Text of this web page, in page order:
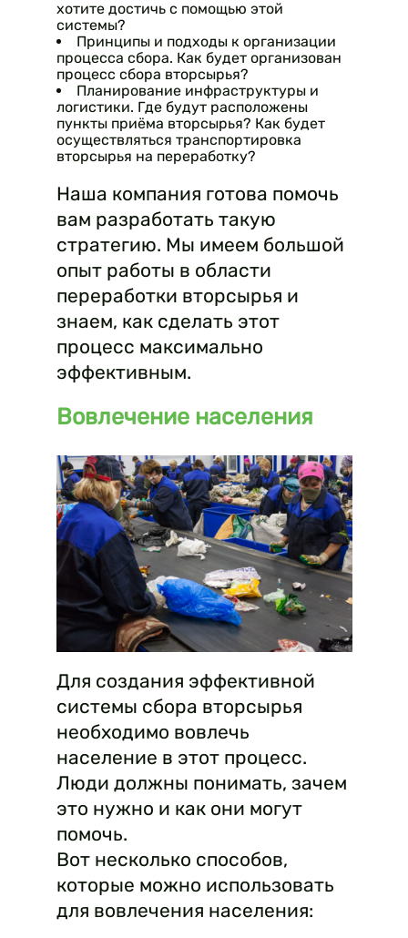
хотите достичь с помощью этой
системы?
Принципы и подходы к организации
процесса сбора. Как будет организован
процесс сбора вторсырья?
Планирование инфраструктуры и
логистики. Где будут расположены
пункты приёма вторсырья? Как будет
осуществляться транспортировка
вторсырья на переработку?
Наша компания готова помочь
вам разработать такую
стратегию. Мы имеем большой
опыт работы в области
переработки вторсырья и
знаем, как сделать этот
процесс максимально
эффективным.
Вовлечение населения
Для создания эффективной
системы сбора вторсырья
необходимо вовлечь
население в этот процесс.
Люди должны понимать, зачем
это нужно и как они могут
помочь.
Вот несколько способов,
которые можно использовать
для вовлечения населения: